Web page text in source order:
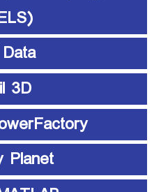
(GELS)
3D
Planet